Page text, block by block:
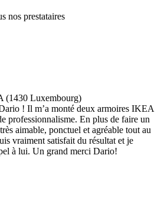
nos prestataires
(1430 Luxembourg)
! Il m’a monté deux armoires IKEA
professionnalisme. En plus de faire un
aimable, ponctuel et agréable tout au
vraiment satisfait du résultat et je
à lui. Un grand merci Dario!